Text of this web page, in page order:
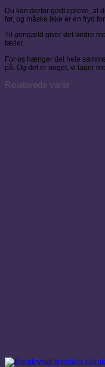
Du kan derfor godt opleve, at
før, og måske ikke er en fryd
Til gengæld giver det bedre
tæller.
For os hænger det hele
på. Og det er noget, vi tager
Relaterede varer